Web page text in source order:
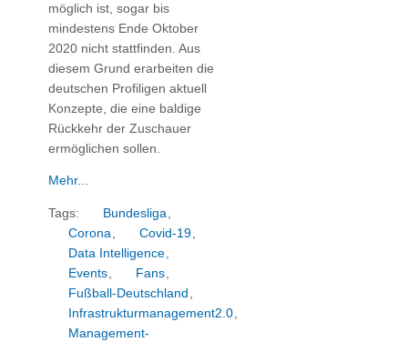
möglich ist, sogar bis
mindestens Ende Oktober
2020 nicht stattfinden. Aus
diesem Grund erarbeiten die
deutschen Profiligen aktuell
Konzepte, die eine baldige
Rückkehr der Zuschauer
ermöglichen sollen.
Mehr...
Tags: Bundesliga,
Corona, Covid-19,
Data Intelligence,
Events, Fans,
Fußball-Deutschland ,
Infrastrukturmanagement2.0,
Management-